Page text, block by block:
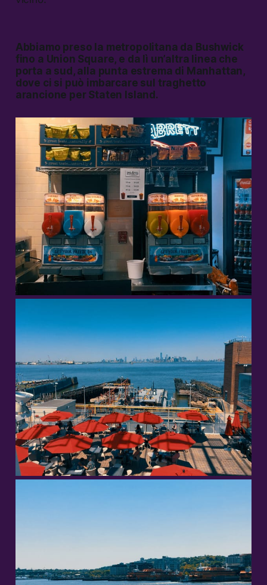
Abbiamo preso la metropolitana da Bushwick
fino a Union Square, e da lì un’altra linea che
porta a sud, alla punta estrema di Manhattan,
dove ci si può imbarcare sul traghetto
arancione per Staten Island.